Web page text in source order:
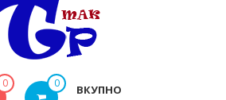
0 0 ВКУПНО